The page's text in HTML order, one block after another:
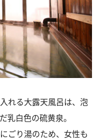
れる大露天風呂は、泡
乳白色の硫黄泉。
ごり湯のため、女性も